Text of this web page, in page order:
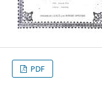
PDF